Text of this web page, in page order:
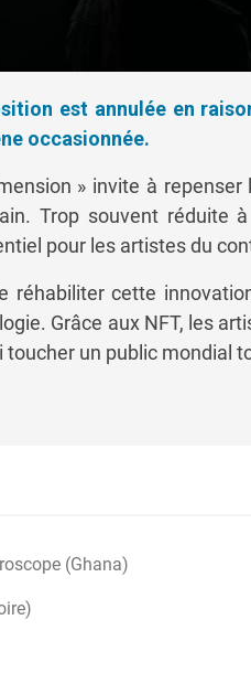
est annulée en
occasionnée.
» invite à
Trop souvent réduite
pour les artistes du
réhabiliter cette
Grâce aux NFT, les
toucher un public mondial
(Ghana)